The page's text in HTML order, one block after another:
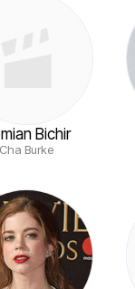
Bichir
Cha Burke